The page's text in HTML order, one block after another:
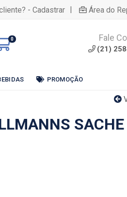
- Cadastrar | Área do
0 Fale
(21)
PROMOÇÃO
SACHE